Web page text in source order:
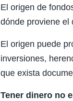
El origen de
dónde proviene el
El origen puede
inversiones,
que exista
Tener dinero no